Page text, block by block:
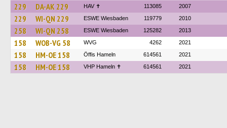
229 DA-AK 229 HAV ✝ 113085 2007
229 WI-QN 229 ESWE Wiesbaden 119779 2010
258 WI-QN 258 ESWE Wiesbaden 125282 2013
158 WOB-VG 58 WVG 4262 2021
158 HM-OE 158 Öffis Hameln 614561 2021
158 HM-OE 158 VHP Hameln ✝ 614561 2021